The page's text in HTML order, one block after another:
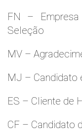
FN –
Seleção
MV –
MJ – Candidato
ES – Cliente de
CF – Candidato